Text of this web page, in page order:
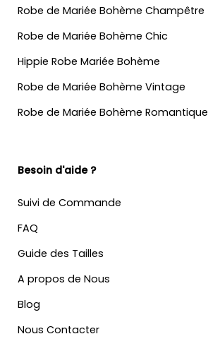
Robe de Mariée Bohème Champêtre
Robe de Mariée Bohème Chic
Hippie Robe Mariée Bohème
Robe de Mariée Bohème Vintage
Robe de Mariée Bohème Romantique
Besoin d'aide ?
Suivi de Commande
FAQ
Guide des Tailles
A propos de Nous
Blog
Nous Contacter